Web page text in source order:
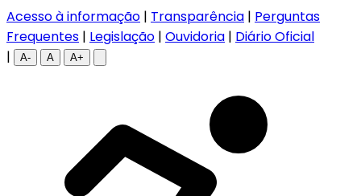
Acesso à informação | Transparência | Perguntas
Frequentes | Legislação | Ouvidoria | Diário Oficial
|
A- A A+